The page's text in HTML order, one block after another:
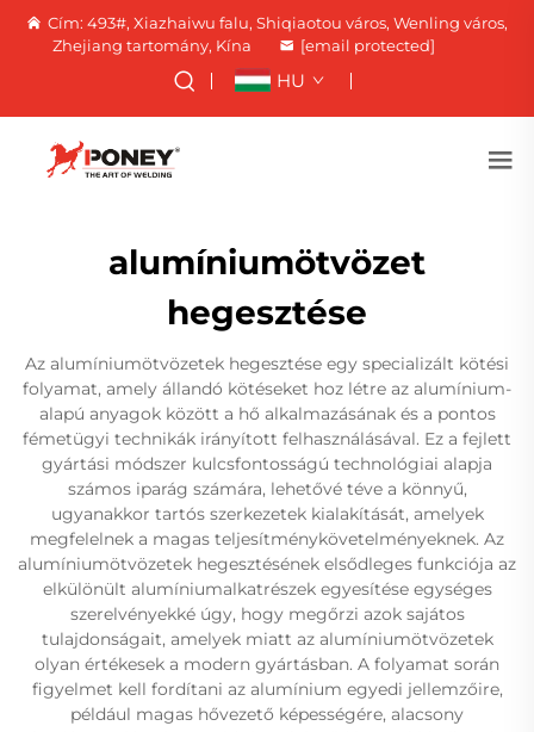
Cím: 493#, Xiazhaiwu falu, Shiqiaotou város, Wenling város,
Zhejiang tartomány, Kína
[email protected]
HU
alumíniumötvözet
hegesztése
Az alumíniumötvözetek hegesztése egy specializált kötési
folyamat, amely állandó kötéseket hoz létre az alumínium-
alapú anyagok között a hő alkalmazásának és a pontos
fémetügyi technikák irányított felhasználásával. Ez a fejlett
gyártási módszer kulcsfontosságú technológiai alapja
számos iparág számára, lehetővé téve a könnyű,
ugyanakkor tartós szerkezetek kialakítását, amelyek
megfelelnek a magas teljesítménykövetelményeknek. Az
alumíniumötvözetek hegesztésének elsődleges funkciója az
elkülönült alumíniumalkatrészek egyesítése egységes
szerelvényekké úgy, hogy megőrzi azok sajátos
tulajdonságait, amelyek miatt az alumíniumötvözetek
olyan értékesek a modern gyártásban. A folyamat során
figyelmet kell fordítani az alumínium egyedi jellemzőire,
például magas hővezető képességére, alacsony